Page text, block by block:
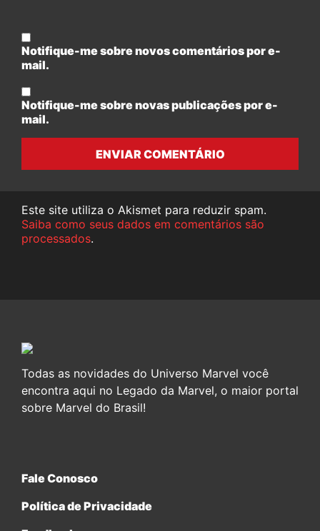
Notifique-me sobre novos comentários por e-
mail.
Notifique-me sobre novas publicações por e-
mail.
ENVIAR COMENTÁRIO
Este site utiliza o Akismet para reduzir spam.
Saiba como seus dados em comentários são
processados.
Todas as novidades do Universo Marvel você
encontra aqui no Legado da Marvel, o maior portal
sobre Marvel do Brasil!
Fale Conosco
Política de Privacidade